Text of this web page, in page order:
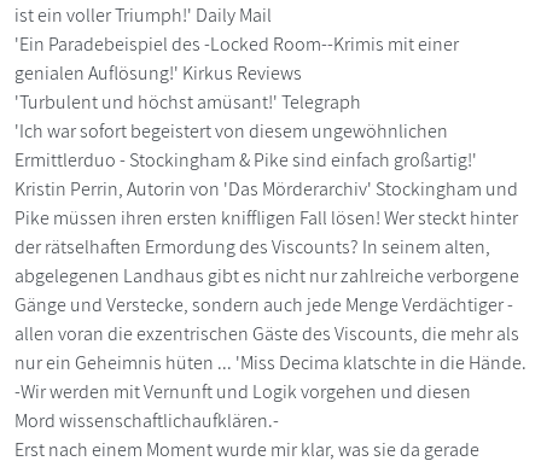
ist ein voller Triumph!' Daily Mail
'Ein Paradebeispiel des -Locked Room--Krimis mit einer
genialen Auflösung!' Kirkus Reviews
'Turbulent und höchst amüsant!' Telegraph
'Ich war sofort begeistert von diesem ungewöhnlichen
Ermittlerduo - Stockingham & Pike sind einfach großartig!'
Kristin Perrin, Autorin von 'Das Mörderarchiv' Stockingham und
Pike müssen ihren ersten kniffligen Fall lösen! Wer steckt hinter
der rätselhaften Ermordung des Viscounts? In seinem alten,
abgelegenen Landhaus gibt es nicht nur zahlreiche verborgene
Gänge und Verstecke, sondern auch jede Menge Verdächtiger -
allen voran die exzentrischen Gäste des Viscounts, die mehr als
nur ein Geheimnis hüten ... 'Miss Decima klatschte in die Hände.
-Wir werden mit Vernunft und Logik vorgehen und diesen
Mord wissenschaftlichaufklären.-
Erst nach einem Moment wurde mir klar, was sie da gerade